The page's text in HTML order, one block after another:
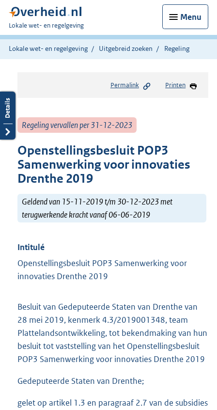
Menu
U
bent
hier:
Lokale wet- en regelgeving
Lokale wet- en regelgeving Uitgebreid zoeken Regeling
Permalink Printen
Regeling vervallen per 31-12-2023
Openstellingsbesluit POP3
Samenwerking voor innovaties
Drenthe 2019
Geldend van 15-11-2019 t/m 30-12-2023 met
terugwerkende kracht vanaf 06-06-2019
Intitulé
Openstellingsbesluit POP3 Samenwerking voor
innovaties Drenthe 2019
Besluit van Gedeputeerde Staten van Drenthe van
28 mei 2019, kenmerk 4.3/2019001348, team
Plattelandsontwikkeling, tot bekendmaking van hun
besluit tot vaststelling van het Openstellingsbesluit
POP3 Samenwerking voor innovaties Drenthe 2019
Gedeputeerde Staten van Drenthe;
gelet op artikel 1.3 en paragraaf 2.7 van de subsidies